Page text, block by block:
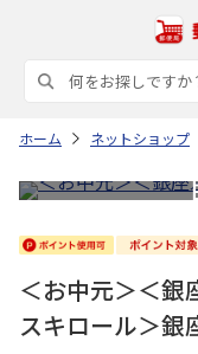
ホーム ネットショップ
＜お中元＞＜
スキロール＞銀